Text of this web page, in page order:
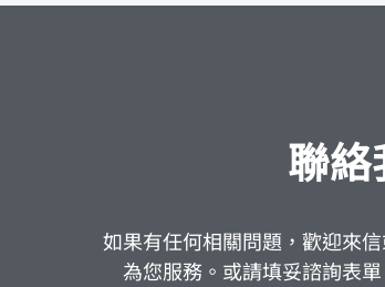
聯絡
如果有任何相關問題，歡迎來
為您服務。或請填妥諮詢表